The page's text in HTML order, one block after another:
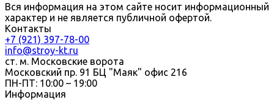
Вся информация на этом сайте носит информационный
характер и не является публичной офертой.
Контакты
+7 (921) 397-78-00
info@stroy-kt.ru
ст. м. Московские ворота
Московский пр. 91 БЦ "Маяк" офис 216
ПН-ПТ: 10:00 – 19:00
Информация